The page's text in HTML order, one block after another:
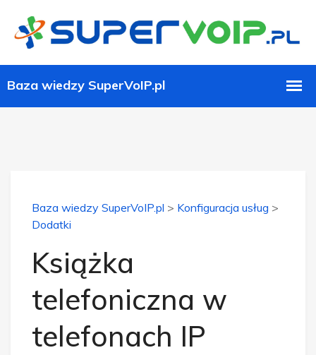
Baza wiedzy SuperVoIP.pl > Konfiguracja usług >
Dodatki
Książka
telefoniczna w
telefonach IP